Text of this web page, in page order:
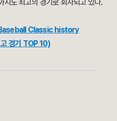
지도 최고의 경기로 회자되고 있다.
Classic history
경기 TOP 10)